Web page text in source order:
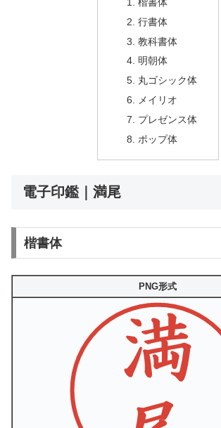
行書体
教科書体
明朝体
丸ゴシック体
メイリオ
プレゼンス体
ポップ体
電子印鑑｜満尾
楷書体
PNG形式